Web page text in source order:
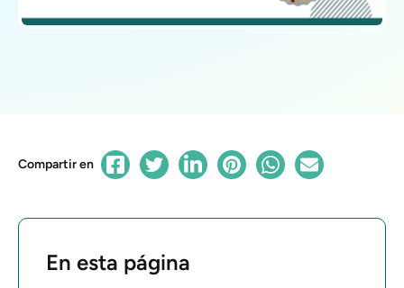
Compartir en
En esta página